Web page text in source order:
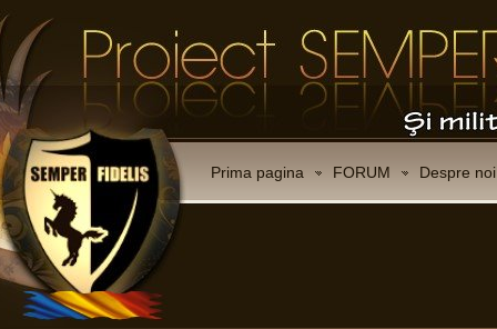
Prima pagina FORUM Despre noi